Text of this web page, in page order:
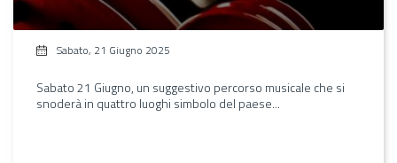
Sabato, 21 Giugno 2025
Sabato 21 Giugno, un suggestivo percorso musicale che si
snoderà in quattro luoghi simbolo del paese...